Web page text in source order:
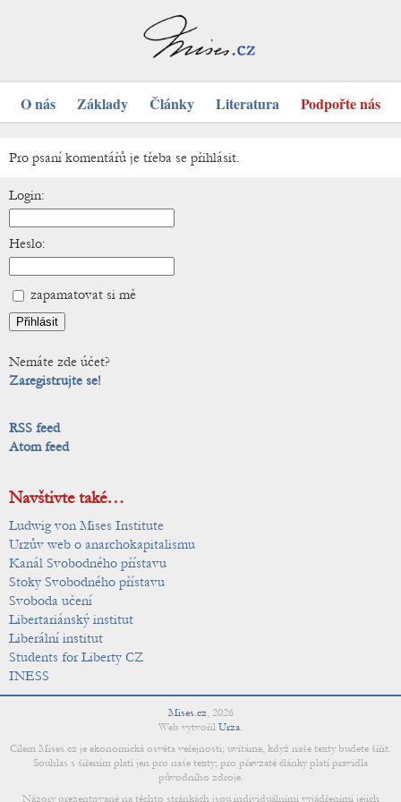
O nás Základy Články Literatura Podpořte nás
Pro psaní komentářů je třeba se přihlásit.
Login:
Heslo:
zapamatovat si mě
Nemáte zde účet?
Zaregistrujte se!
RSS feed
Atom feed
Navštivte také…
Ludwig von Mises Institute
Urzův web o anarchokapitalismu
Kanál Svobodného přístavu
Stoky Svobodného přístavu
Svoboda učení
Libertariánský institut
Liberální institut
Students for Liberty CZ
INESS
Mises.cz, 2026
Web vytvořil Urza.
Cílem Mises.cz je ekonomická osvěta veřejnosti; uvítáme, když naše texty budete šířit.
Souhlas s šířením platí jen pro naše texty; pro převzaté články platí pravidla
původního zdroje.
Názory prezentované na těchto stránkách jsou individuálními vyjádřeními jejich